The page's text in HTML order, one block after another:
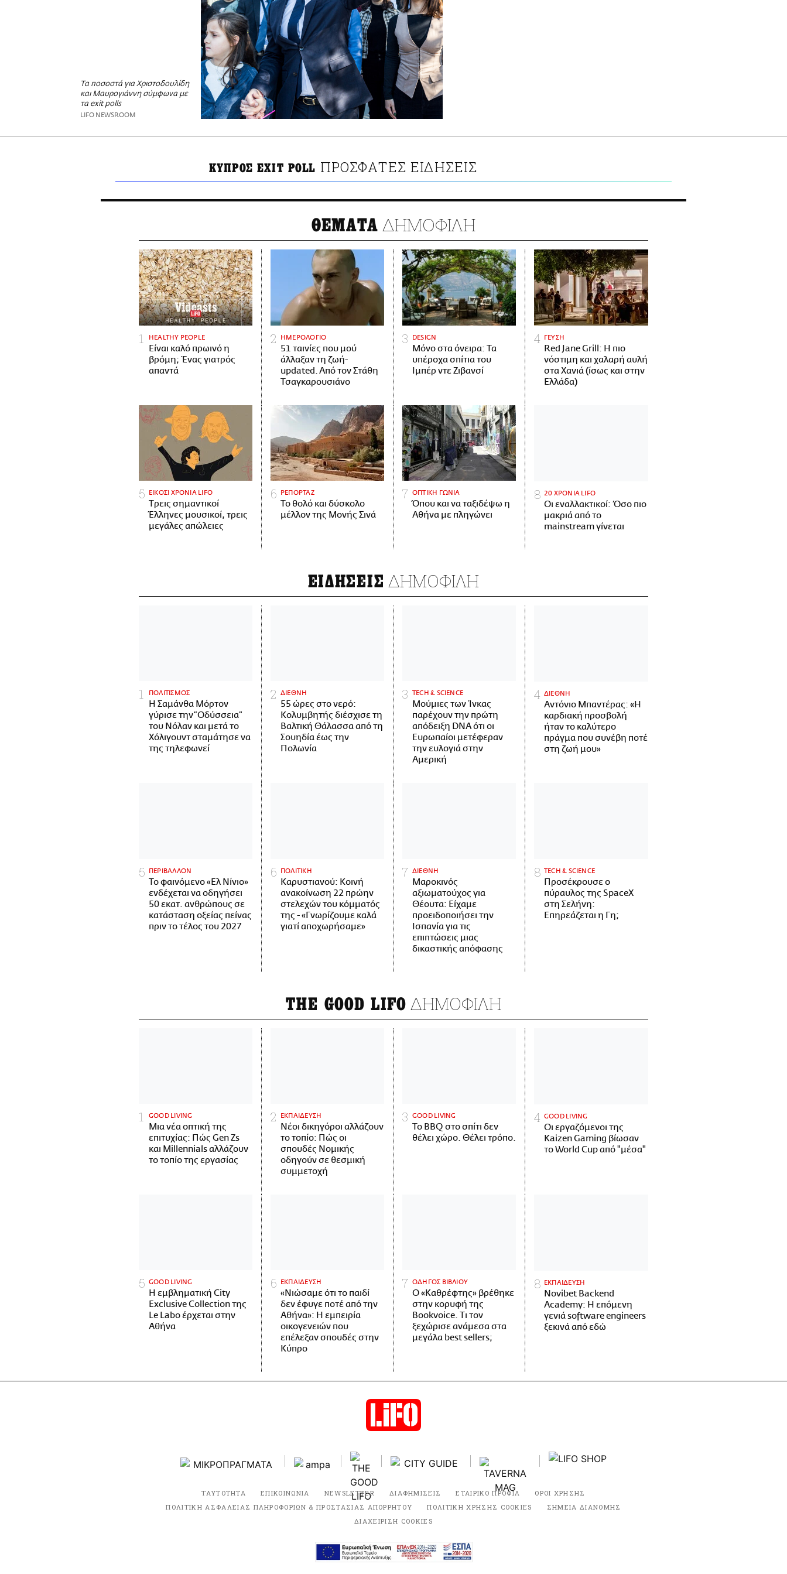
Τα ποσοστά για Χριστοδουλίδη
και Μαυρογιάννη σύμφωνα με
τα exit polls
LIFO NEWSROOM
ΚΥΠΡΟΣ EXIT POLL ΠΡΟΣΦΑΤΕΣ ΕΙΔΗΣΕΙΣ
ΘΕΜΑΤΑ ΔΗΜΟΦΙΛΗ
HEALTHY PEOPLE
Είναι καλό πρωινό η
βρόμη; Ένας γιατρός
απαντά
ΗΜΕΡΟΛΟΓΙΟ
51 ταινίες που μού
άλλαξαν τη ζωή-
updated. Aπό τον Στάθη
Τσαγκαρουσιάνο
DESIGN
Μόνο στα όνειρα: Τα
υπέροχα σπίτια του
Ιμπέρ ντε Ζιβανσί
ΓΕΥΣΗ
Red Jane Grill: Η πιο
νόστιμη και χαλαρή αυλή
στα Χανιά (ίσως και στην
Ελλάδα)
ΕΙΚΟΣΙ ΧΡΟΝΙΑ LIFO
Tρεις σημαντικοί
Έλληνες μουσικοί, τρεις
μεγάλες απώλειες
ΡΕΠΟΡΤΑΖ
Το θολό και δύσκολο
μέλλον της Μονής Σινά
ΟΠΤΙΚΗ ΓΩΝΙΑ
Όπου και να ταξιδέψω η
Αθήνα με πληγώνει
20 ΧΡΟΝΙΑ LIFO
Οι εναλλακτικοί: Όσο πιο
μακριά από το
mainstream γίνεται
ΕΙΔΗΣΕΙΣ ΔΗΜΟΦΙΛΗ
ΠΟΛΙΤΙΣΜΟΣ
Η Σαμάνθα Μόρτον
γύρισε την “Οδύσσεια”
του Νόλαν και μετά το
Χόλιγουντ σταμάτησε να
της τηλεφωνεί
ΔΙΕΘΝΗ
55 ώρες στο νερό:
Κολυμβητής διέσχισε τη
Βαλτική Θάλασσα από τη
Σουηδία έως την
Πολωνία
ΤECH & SCIENCE
Μούμιες των Ίνκας
παρέχουν την πρώτη
απόδειξη DNA ότι οι
Ευρωπαίοι μετέφεραν
την ευλογιά στην
Αμερική
ΔΙΕΘΝΗ
Αντόνιο Μπαντέρας: «Η
καρδιακή προσβολή
ήταν το καλύτερο
πράγμα που συνέβη ποτέ
στη ζωή μου»
ΠΕΡΙΒΑΛΛΟΝ
Το φαινόμενο «Ελ Νίνιο»
ενδέχεται να οδηγήσει
50 εκατ. ανθρώπους σε
κατάσταση οξείας πείνας
πριν το τέλος του 2027
ΠΟΛΙΤΙΚΗ
Καρυστιανού: Κοινή
ανακοίνωση 22 πρώην
στελεχών του κόμματός
της - «Γνωρίζουμε καλά
γιατί αποχωρήσαμε»
ΔΙΕΘΝΗ
Μαροκινός
αξιωματούχος για
Θέουτα: Είχαμε
προειδοποιήσει την
Ισπανία για τις
επιπτώσεις μιας
δικαστικής απόφασης
ΤECH & SCIENCE
Προσέκρουσε ο
πύραυλος της SpaceX
στη Σελήνη:
Επηρεάζεται η Γη;
THE GOOD LIFO ΔΗΜΟΦΙΛΗ
GOOD LIVING
Μια νέα οπτική της
επιτυχίας: Πώς Gen Zs
και Millennials αλλάζουν
το τοπίο της εργασίας
ΕΚΠΑΙΔΕΥΣΗ
Νέοι δικηγόροι αλλάζουν
το τοπίο: Πώς οι
σπουδές Νομικής
οδηγούν σε θεσμική
συμμετοχή
GOOD LIVING
Το BBQ στο σπίτι δεν
θέλει χώρο. Θέλει τρόπο.
GOOD LIVING
Οι εργαζόμενοι της
Kaizen Gaming βίωσαν
το World Cup από "μέσα"
GOOD LIVING
Η εμβληματική City
Exclusive Collection της
Le Labo έρχεται στην
Αθήνα
ΕΚΠΑΙΔΕΥΣΗ
«Νιώσαμε ότι το παιδί
δεν έφυγε ποτέ από την
Αθήνα»: Η εμπειρία
οικογενειών που
επέλεξαν σπουδές στην
Κύπρο
ΟΔΗΓΟΣ ΒΙΒΛΙΟΥ
Ο «Καθρέφτης» βρέθηκε
στην κορυφή της
Bookvoice. Τι τον
ξεχώρισε ανάμεσα στα
μεγάλα best sellers;
ΕΚΠΑΙΔΕΥΣΗ
Novibet Backend
Academy: Η επόμενη
γενιά software engineers
ξεκινά από εδώ
ΤΑΥΤΟΤΗΤΑ ΕΠΙΚΟΙΝΩΝΙΑ NEWSLETTER ΔΙΑΦΗΜΙΣΕΙΣ ΕΤΑΙΡΙΚΟ ΠΡΟΦΙΛ
ΟΡΟΙ ΧΡΗΣΗΣ
ΠΟΛΙΤΙΚΗ ΑΣΦΑΛΕΙΑΣ ΠΛΗΡΟΦΟΡΙΩΝ & ΠΡΟΣΤΑΣΙΑΣ ΑΠΟΡΡΗΤΟΥ
ΠΟΛΙΤΙΚΗ ΧΡΗΣΗΣ COOKIES
ΣΗΜΕΙΑ ΔΙΑΝΟΜΗΣ
ΔΙΑΧΕΙΡΙΣΗ COOKIES